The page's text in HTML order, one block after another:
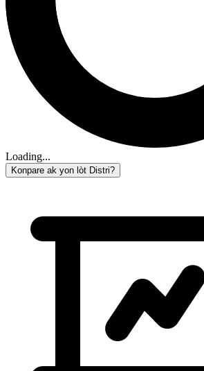
Loading...
Konpare ak yon lòt Distri?